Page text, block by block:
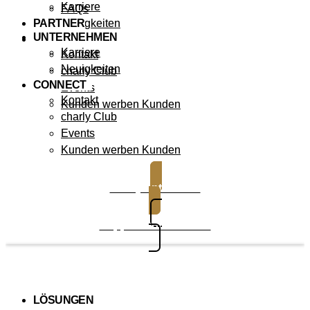
Karriere
Neuigkeiten
CONNECT
Kontakt
charly Club
Events
Kunden werben Kunden
FAQs
PARTNER
UNTERNEHMEN
Karriere
Neuigkeiten
CONNECT
Kontakt
charly Club
Events
Kunden werben Kunden
charly entdecken
Support kontaktieren
LÖSUNGEN